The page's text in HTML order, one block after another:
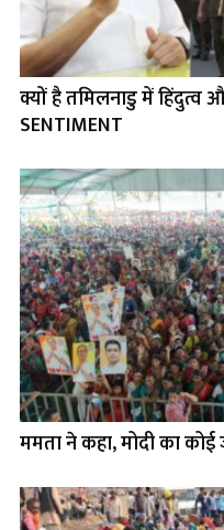
क्यों है तमिलनाडु में हिंदुत्व
SENTIMENT
ममता ने कहा, मोदी का